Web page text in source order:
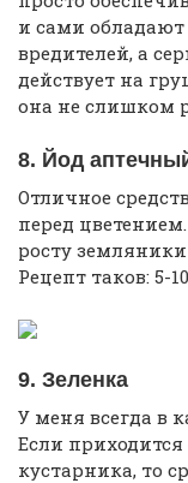
и сами обладают
вредителей, а
действует на
она не слишком
8. Йод
Отличное
перед
росту
Рецепт таков: 5-
9. Зеленка
У меня всегда в
Если
кустарника, то